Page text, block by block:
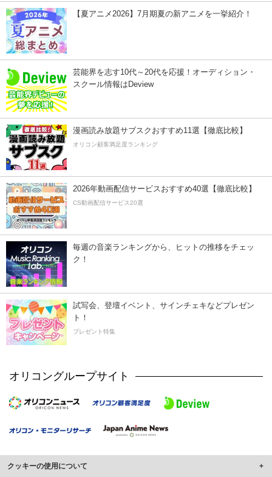
【夏アニメ2026】7月期夏の新アニメを一挙紹介！
芸能界を志す10代～20代を応援！オーディション・
スクール情報はDeview
漫画読み放題サブスクおすすめ11選【徹底比較】
オリコン顧客満足度ランキング
2026年動画配信サービスおすすめ40選【徹底比較】
CS動画配信サービス20選
毎週の音楽ランキングから、ヒットの推移をチェッ
ク！
試写会、登壇イベント、サインチェキなどプレゼン
ト！
プレゼント特集
オリコングループサイト
クッキーの使用について